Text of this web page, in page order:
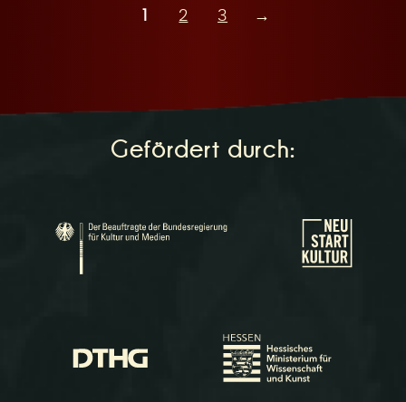
2 3 →
Gefördert durch: